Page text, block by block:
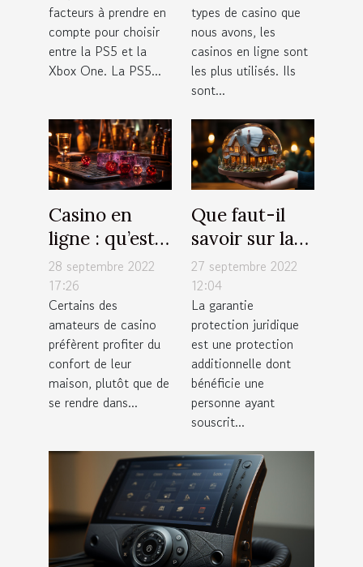
facteurs à prendre en
compte pour choisir
entre la PS5 et la
Xbox One. La PS5...
chaque fois
types de casino que
nous avons, les
casinos en ligne sont
les plus utilisés. Ils
sont...
Casino en
ligne : qu’est-
ce qu’il faut
savoir sur les
techniques de
jeu ?
28 septembre 2022
17:26
Certains des
amateurs de casino
préfèrent profiter du
confort de leur
maison, plutôt que de
se rendre dans...
Que faut-il
savoir sur la
garantie
protection
juridique pour
votre
assurance
habitation ?
27 septembre 2022
12:04
La garantie
protection juridique
est une protection
additionnelle dont
bénéficie une
personne ayant
souscrit...